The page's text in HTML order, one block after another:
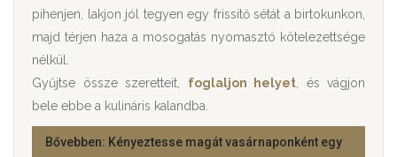
pihenjen, lakjon jól tegyen egy frissítő sétát a birtokunkon,
majd térjen haza a mosogatás nyomasztó kötelezettsége
nélkül.
Gyűjtse össze szeretteit, foglaljon helyet , és vágjon
bele ebbe a kulináris kalandba.
Bővebben: Kényeztesse magát vasárnaponként egy